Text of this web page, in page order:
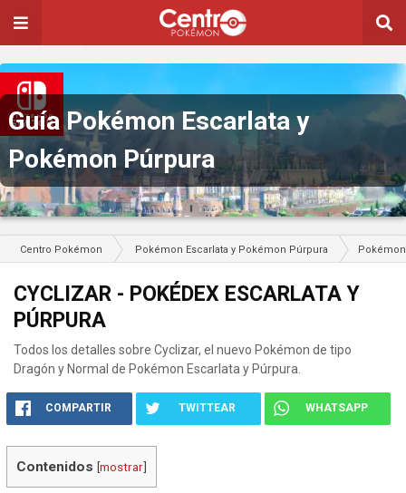
Guía Pokémon Escarlata y
Pokémon Púrpura
Centro Pokémon Pokémon Escarlata y Pokémon Púrpura Pokémon
CYCLIZAR - POKÉDEX ESCARLATA Y
PÚRPURA
Todos los detalles sobre Cyclizar, el nuevo Pokémon de tipo
Dragón y Normal de Pokémon Escarlata y Púrpura.
COMPARTIR TWITTEAR WHATSAPP
Contenidos [mostrar]